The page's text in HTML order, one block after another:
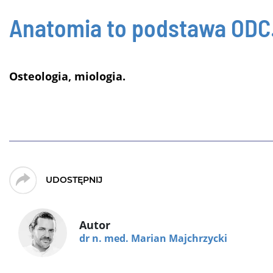
Anatomia to podstawa
Osteologia, miologia.
UDOSTĘPNIJ
Autor
dr n. med. Marian Majchrzycki